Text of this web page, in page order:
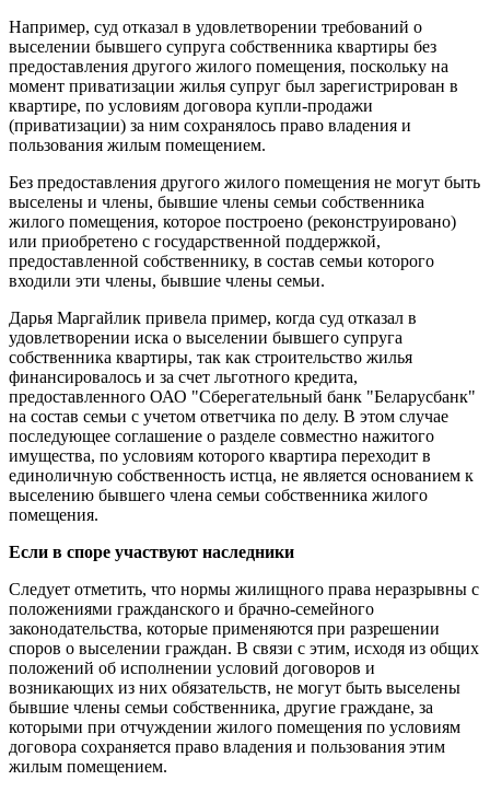
Например, суд отказал в удовлетворении требований о
выселении бывшего супруга собственника квартиры без
предоставления другого жилого помещения, поскольку на
момент приватизации жилья супруг был зарегистрирован в
квартире, по условиям договора купли-продажи
(приватизации) за ним сохранялось право владения и
пользования жилым помещением.
Без предоставления другого жилого помещения не могут быть
выселены и члены, бывшие члены семьи собственника
жилого помещения, которое построено (реконструировано)
или приобретено с государственной поддержкой,
предоставленной собственнику, в состав семьи которого
входили эти члены, бывшие члены семьи.
Дарья Маргайлик привела пример, когда суд отказал в
удовлетворении иска о выселении бывшего супруга
собственника квартиры, так как строительство жилья
финансировалось и за счет льготного кредита,
предоставленного ОАО "Сберегательный банк "Беларусбанк"
на состав семьи с учетом ответчика по делу. В этом случае
последующее соглашение о разделе совместно нажитого
имущества, по условиям которого квартира переходит в
единоличную собственность истца, не является основанием к
выселению бывшего члена семьи собственника жилого
помещения.
Если в споре участвуют наследники
Следует отметить, что нормы жилищного права неразрывны с
положениями гражданского и брачно-семейного
законодательства, которые применяются при разрешении
споров о выселении граждан. В связи с этим, исходя из общих
положений об исполнении условий договоров и
возникающих из них обязательств, не могут быть выселены
бывшие члены семьи собственника, другие граждане, за
которыми при отчуждении жилого помещения по условиям
договора сохраняется право владения и пользования этим
жилым помещением.